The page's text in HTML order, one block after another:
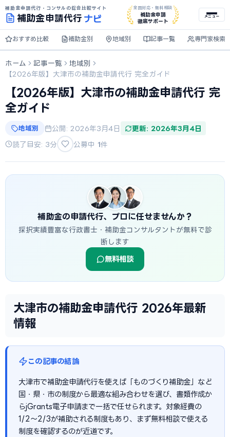
補助金申請代行・コンサルの総合比較サイト
補助金申請代行 ナビ
全国対応・無料相談
補助金申請
徹底サポート
メニュー
おすすめ比較 補助金別 地域別 記事一覧 専門家検索
ホーム 記事一覧
地域別
【2026年版】大津市の補助金申請代行 完全ガイド
【2026年版】大津市の補助金申請代行 完
全ガイド
地域別 公開: 2026年3月4日 更新: 2026年3月4日
読了目安: 3分 公募中 1件
補助金の申請代行、プロに任せませんか？
採択実績豊富な行政書士・補助金コンサルタントが無料で診
断します
無料相談
大津市の補助金申請代行 2026年最新
情報
この記事の結論
大津市で補助金申請代行を使えば「ものづくり補助金」など
国・県・市の制度から最適な組み合わせを選び、書類作成か
らjGrants電子申請まで一括で任せられます。対象経費の
1/2〜2/3が補助される制度もあり、まず無料相談で使える
制度を確認するのが近道です。